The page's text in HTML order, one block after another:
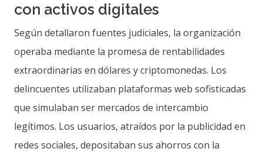
con activos digitales
Según detallaron fuentes judiciales, la organización
operaba mediante la promesa de rentabilidades
extraordinarias en dólares y criptomonedas. Los
delincuentes utilizaban plataformas web sofisticadas
que simulaban ser mercados de intercambio
legítimos. Los usuarios, atraídos por la publicidad en
redes sociales, depositaban sus ahorros con la